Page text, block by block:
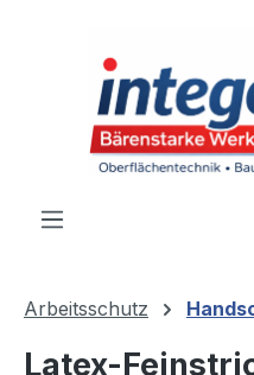
Arbeitsschutz
Latex-